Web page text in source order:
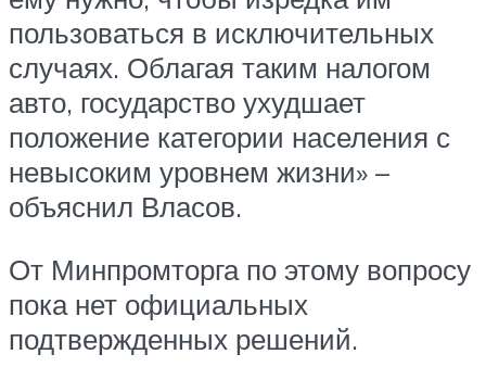
пользоваться в исключительных
случаях. Облагая таким налогом
авто, государство ухудшает
положение категории населения с
невысоким уровнем жизни» –
объяснил Власов.
От Минпромторга по этому вопросу
пока нет официальных
подтвержденных решений.